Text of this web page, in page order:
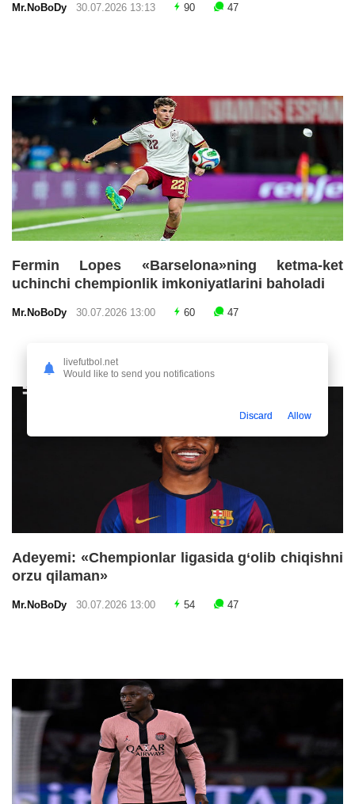
Mr.NoBoDy 30.07.2026 13:13 90 47
Fermin Lopes «Barselona»ning ketma-ket
uchinchi chempionlik imkoniyatlarini baholadi
Mr.NoBoDy 30.07.2026 13:00 60 47
Adeyemi: «Chempionlar ligasida g‘olib chiqishni
orzu qilaman»
Mr.NoBoDy 30.07.2026 13:00 54 47
livefutbol.net
Would like to send you notifications
Discard Allow